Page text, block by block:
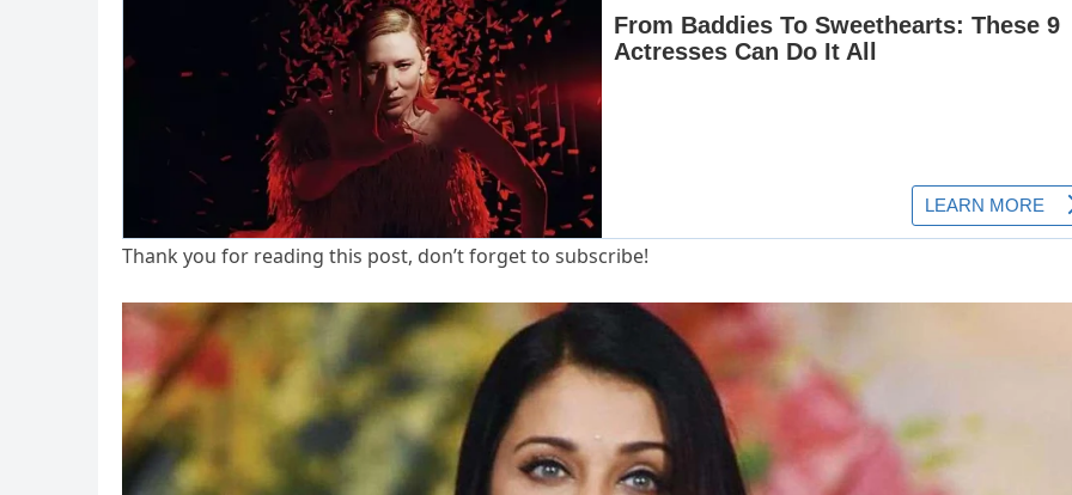
Thank you for reading this post, don’t forget to subscribe!